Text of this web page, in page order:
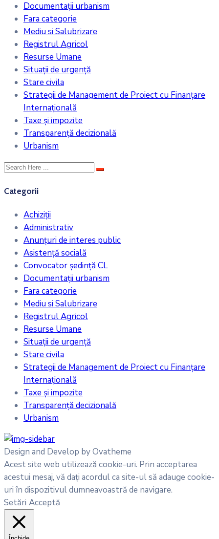
Documentații urbanism
Fara categorie
Mediu si Salubrizare
Registrul Agricol
Resurse Umane
Situații de urgență
Stare civila
Strategii de Management de Proiect cu Finanțare
Internațională
Taxe și impozite
Transparență decizională
Urbanism
Categorii
Achiziții
Administrativ
Anunțuri de interes public
Asistență socială
Convocator ședință CL
Documentații urbanism
Fara categorie
Mediu si Salubrizare
Registrul Agricol
Resurse Umane
Situații de urgență
Stare civila
Strategii de Management de Proiect cu Finanțare
Internațională
Taxe și impozite
Transparență decizională
Urbanism
Design and Develop by Ovatheme
Acest site web utilizează cookie-uri. Prin acceptarea
acestui mesaj, vă dați acordul ca site-ul să adauge cookie-
uri în dispozitivul dumneavoastră de navigare.
Setări Acceptă